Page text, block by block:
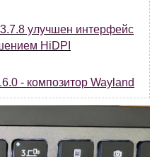
улучшен интерфейс
HiDPI
- композитор Wayland